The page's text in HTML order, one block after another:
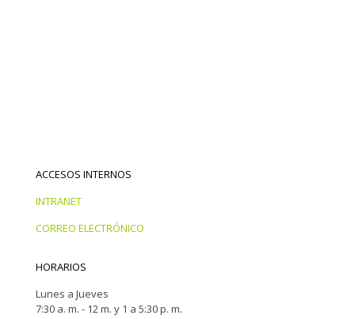
ACCESOS INTERNOS
INTRANET
CORREO ELECTRÓNICO
HORARIOS
Lunes a Jueves
7:30 a. m. - 12 m. y 1 a 5:30 p. m.